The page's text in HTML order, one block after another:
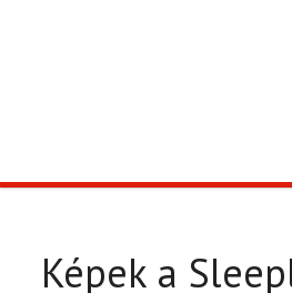
Képek a